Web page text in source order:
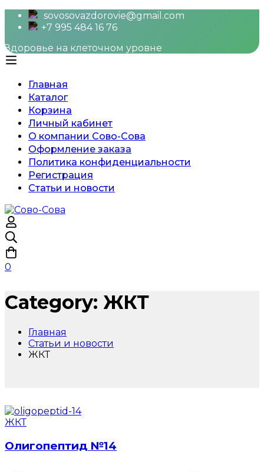
sovosovazdorovie@gmail.com
+7 995 484 16 76
Здоровье на клеточном уровне
Главная
Каталог
Корзина
Личный кабинет
О компании Сово-Сова
Оформление заказа
Политика конфиденциальности
Регистрация
Статьи и новости
0
Category: ЖКТ
Главная
Статьи и новости
ЖКТ
ЖКТ
Олигопептид №14